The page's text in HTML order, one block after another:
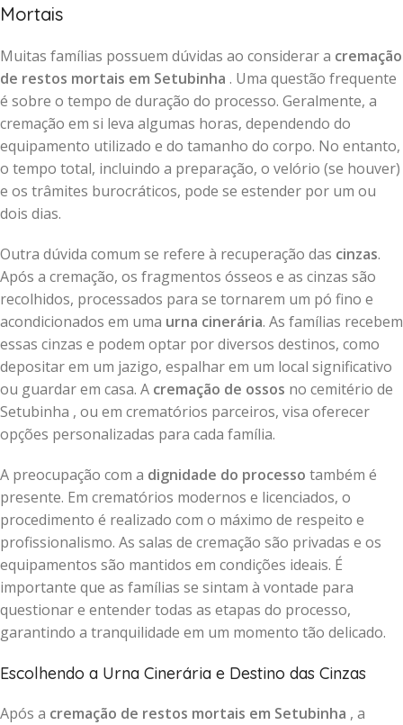
Mortais
Muitas famílias possuem dúvidas ao considerar a cremação
de restos mortais em Setubinha . Uma questão frequente
é sobre o tempo de duração do processo. Geralmente, a
cremação em si leva algumas horas, dependendo do
equipamento utilizado e do tamanho do corpo. No entanto,
o tempo total, incluindo a preparação, o velório (se houver)
e os trâmites burocráticos, pode se estender por um ou
dois dias.
Outra dúvida comum se refere à recuperação das cinzas.
Após a cremação, os fragmentos ósseos e as cinzas são
recolhidos, processados para se tornarem um pó fino e
acondicionados em uma urna cinerária. As famílias recebem
essas cinzas e podem optar por diversos destinos, como
depositar em um jazigo, espalhar em um local significativo
ou guardar em casa. A cremação de ossos no cemitério de
Setubinha , ou em crematórios parceiros, visa oferecer
opções personalizadas para cada família.
A preocupação com a dignidade do processo também é
presente. Em crematórios modernos e licenciados, o
procedimento é realizado com o máximo de respeito e
profissionalismo. As salas de cremação são privadas e os
equipamentos são mantidos em condições ideais. É
importante que as famílias se sintam à vontade para
questionar e entender todas as etapas do processo,
garantindo a tranquilidade em um momento tão delicado.
Escolhendo a Urna Cinerária e Destino das Cinzas
Após a cremação de restos mortais em Setubinha , a